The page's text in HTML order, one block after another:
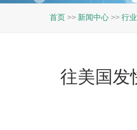
首页 >> 新闻中心 >> 行
往美国发